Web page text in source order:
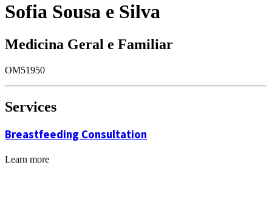
Sofia Sousa e Silva
Medicina Geral e Familiar
OM51950
Services
Breastfeeding Consultation
Learn more